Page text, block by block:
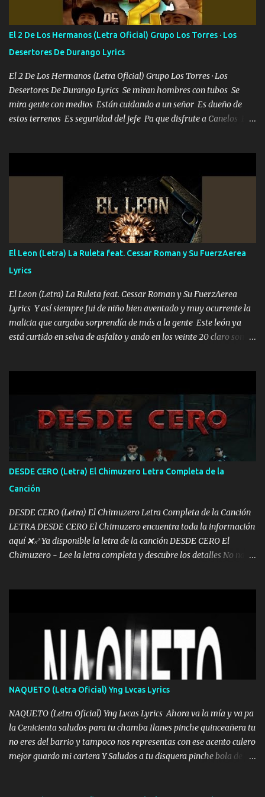
cuenta chequeen gráficas del kitch
El 2 De Los Hermanos (Letra Oficial) Grupo Los Torres · Los
Desertores De Durango Lyrics
El 2 De Los Hermanos (Letra Oficial) Grupo Los Torres · Los
Desertores De Durango Lyrics Se miran hombres con tubos Se
mira gente con medios Están cuidando a un señor Es dueño de
estos terrenos Es seguridad del jefe Pa que disfrute a Canelos Es
ni tampoco las mujeres porque es platica de grandes por eso hay
que estar alegres doy las instrucciones para atender los deberes
Música Si es que salta algún problema de confianza tengo gente
ahí está el Hombre Cuarenta y también Pariente 7 arreglan
cualquier problema no más es cuestión que ordené NOS HACE
FALTA UN HERMANO DE CLAVE ERA EL 24 SIEMPRE FUE UN
HOMBRE VALIENTE POR ALGO M'URIÓ PELEAND0 SIEMPRE
VIO POR LA FAMILIA PARA QUE SIGA EL LEGADO Es el DOS de
los HERMANOS un cerebro inteligente y com...
El Leon (Letra) La Ruleta feat. Cessar Roman y Su FuerzAerea
Lyrics
El Leon (Letra) La Ruleta feat. Cessar Roman y Su FuerzAerea
Lyrics Y así siempre fui de niño bien aventado y muy ocurrente la
malicia que cargaba sorprendía de más a la gente Este león ya
está curtido en selva de asfalto y ando en los veinte 20 claro son
pa más pues hay charola les voy a dar hasta topar pues no hay de
otra Música Surcando bien mi camino voy por mi línea no veo a
los lados aquel que no corre vuela no se me duerm voy chicoteado
Ya pasé varias hazañas ya tienen rato que me agarran el colmillo
de este León los estatales no sé esperaron Al tiro esta la PrimiZa
también la nueve que cargo al lado doy la mano al que su amigo y
al traicionero damos pa abajo Y No me paran aquí hay pa más
pues hay charola les voy a dar hasta topar pues no hay de otra...
DESDE CERO (Letra) El Chimuzero Letra Completa de la
Canción
DESDE CERO (Letra) El Chimuzero Letra Completa de la Canción
LETRA DESDE CERO El Chimuzero encuentra toda la información
aquí ❌♐ Ya disponible la letra de la canción DESDE CERO El
Chimuzero - Lee la letra completa y descubre los detalles No nací
❌ www.elnorteduro.com ❌ Yo No limito los Sueños , si no existe
Uno pues Hallamos Modos , Si me caigo me Levanto, Aprendo Del
Error Y me sacudo El Lodo ❌ www.elnorteduro.com ❌ El Dinero
No me falta Pero Tampoco me Estorba , Por Eso Manejo Todo
Bien Regido Por mis Normas . Aquí no Se Sufre de Ego vengo Desde
Abajo y me costó subir Fue Con Trabajo Y Esfuerzo, Nada es
Regalado Me Super Invertir A Mí lado Una Princesa que A pesar de
Todo Siempre a estado ahí . Hecho pa...
NAQUETO (Letra Oficial) Yng Lvcas Lyrics
NAQUETO (Letra Oficial) Yng Lvcas Lyrics Ahora va la mía y va pa
la Cenicienta saludos para tu chamba Ilanes pinche quinceañera tu
no eres del barrio y tampoco nos representas con ese acento culero
mejor guardo mi cartera Y Saludos a tu disquera pinche bola de